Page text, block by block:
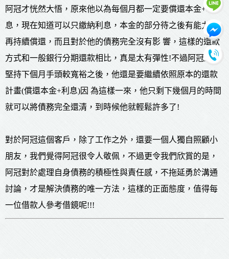
阿冠才恍然大悟，原來他以為每個月都一定要償還本金+利
息，現在知道可以只繳納利息，本金的部分待之後有能力時
再持續償還，而且對於他的債務完全沒有影 響，這樣的還款
方式和一般銀行分期還款相比，真是太有彈性!不過阿冠還是
堅持下個月手頭較寬裕之後，他還是要繼續依照原本的還款
計畫(償還本金+利息)因 為這樣一來，他只剩下幾個月的時間
就可以將債務完全還清，到時候他就輕鬆許多了!
對於阿冠這個客戶，除了工作之外，還要一個人獨自照顧小
朋友，我們覺得阿冠很令人敬佩，不過更令我們欣賞的是，
阿冠對於處理自身債務的積極性與責任感，不拖延勇於溝通
討論，才是解決債務的唯一方法，這樣的正面態度，值得每
一位借款人參考借鏡呢!!!